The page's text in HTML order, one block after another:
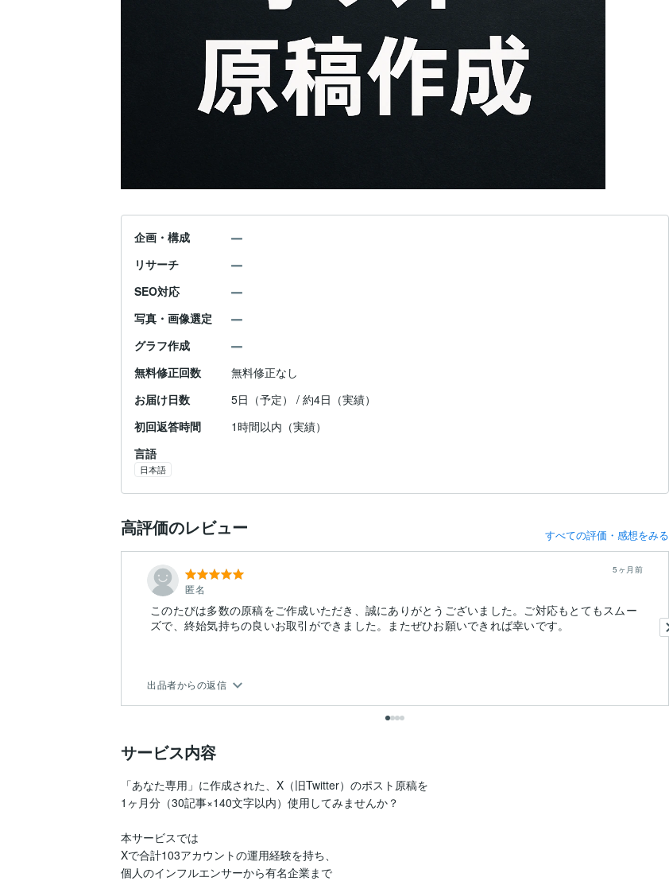
企画・構成
リサーチ
SEO対応
写真・画像選定
グラフ作成
無料修正回数
無料修正なし
お届け日数
5日（予定） / 約4日（実績）
初回返答時間
1時間以内（実績）
言語
日本語
高評価のレビュー すべての評価・感想をみる
匿名
5ヶ月前
このたびは多数の原稿をご作成いただき、誠にありがとうございました。ご対応もとてもスムー
ズで、終始気持ちの良いお取引ができました。またぜひお願いできれば幸いです。
出品者からの返信
サービス内容
「あなた専用」に作成された、X（旧Twitter）のポスト原稿を
1ヶ月分（30記事×140文字以内）使用してみませんか？
本サービスでは
Xで合計103アカウントの運用経験を持ち、
個人のインフルエンサーから有名企業まで